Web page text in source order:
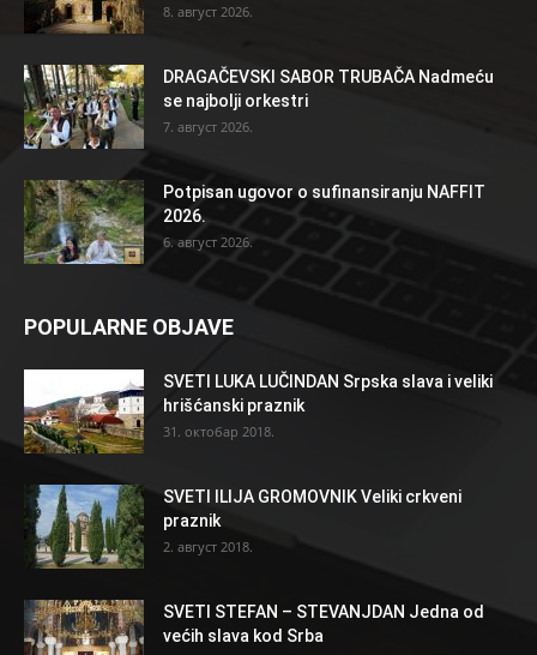
8. август 2026.
DRAGAČEVSKI SABOR TRUBAČA Nadmeću
se najbolji orkestri
7. август 2026.
Potpisan ugovor o sufinansiranju NAFFIT
2026.
6. август 2026.
POPULARNE OBJAVE
SVETI LUKA LUČINDAN Srpska slava i veliki
hrišćanski praznik
31. октобар 2018.
SVETI ILIJA GROMOVNIK Veliki crkveni
praznik
2. август 2018.
SVETI STEFAN – STEVANJDAN Jedna od
većih slava kod Srba